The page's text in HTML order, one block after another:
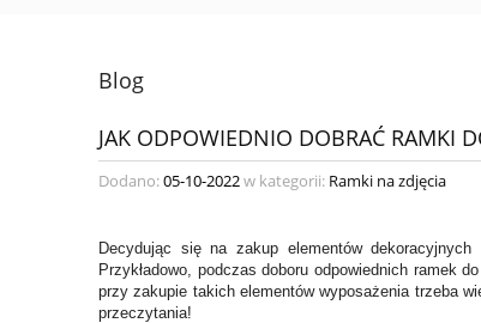
Blog
JAK ODPOWIEDNIO DOBRAĆ RAMKI
Dodano:05-10-2022w kategorii: Ramki na zdjęcia
Decydując się na zakup elementów
Przykładowo, podczas doboru odpowiednich ramek
przy zakupie takich elementów wyposażenia trzeba
przeczytania!